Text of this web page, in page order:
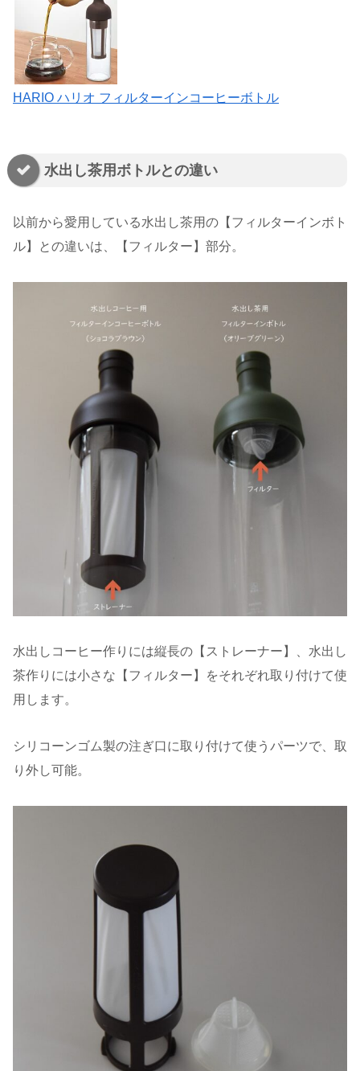
HARIO ハリオ フィルターインコーヒーボトル
水出し茶用ボトルとの違い
以前から愛用している水出し茶用の【フィルターインボト
ル】との違いは、【フィルター】部分。
水出しコーヒー作りには縦長の【ストレーナー】、水出し
茶作りには小さな【フィルター】をそれぞれ取り付けて使
用します。
シリコーンゴム製の注ぎ口に取り付けて使うパーツで、取
り外し可能。